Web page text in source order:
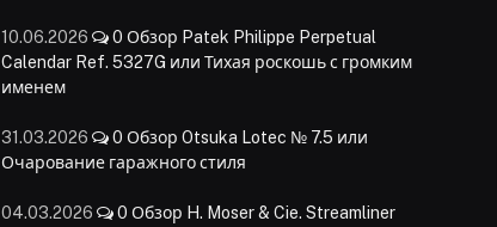
10.06.2026 0 Обзор Patek Philippe Perpetual
Calendar Ref. 5327G или Тихая роскошь с громким
именем
31.03.2026 0 Обзор Otsuka Lotec № 7.5 или
Очарование гаражного стиля
04.03.2026 0 Обзор H. Moser & Cie. Streamliner